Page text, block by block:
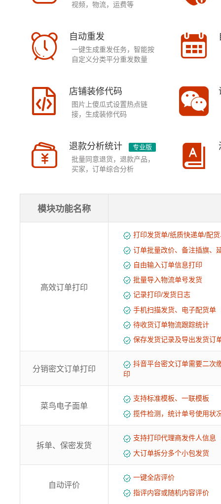
视频，物流，运费等
自动重发
一键生成重发任务，智能按
自定义分类平分重发数量
店铺装修代码
图片上傻瓜式设置热点链
接，生成装修代码
退款分析统计 专业版
批量同意退货，退款产品，
买家，订单综合分析
模块功能名称
高效订单打印
打印发货单/纸质快递单/配
订单批量改价、备注插旗、
自由输入订单信息打印
批量导入物流单号发货
记录打印/发货日志
手机扫描发货、电子配货单
待收货订单物流跟踪统计
保存发货记录及导出发货订
分销密文订单打印
抖音平台密文订单需要二次
印
菜鸟电子面单
支持标准模板、一联模板
揽件检测，统计单号使用状
拆单、保密发货
支持打印代理商发件人信息
大订单拆分多个小包发货
自动评价
一键全店评价
指评内容或随机内容评价